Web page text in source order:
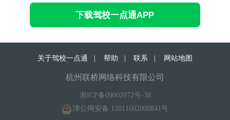
下载驾校一点通APP
关于驾校一点通 | 帮助 | 联系 | 网站地图
杭州联桥网络科技有限公司
浙ICP备09002072号-38
津公网安备 12011602000841号